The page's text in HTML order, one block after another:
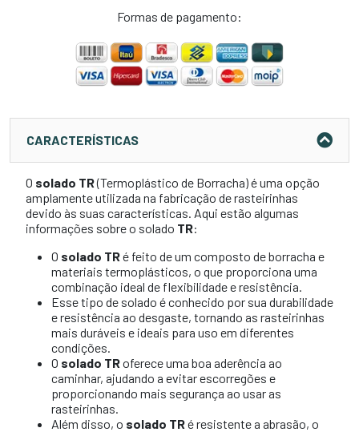
Formas de pagamento:
CARACTERÍSTICAS
O solado TR(Termoplástico de Borracha) é uma opção
amplamente utilizada na fabricação de rasteirinhas
devido às suas características. Aqui estão algumas
informações sobre o solado TR:
O solado TRé feito de um composto de borracha e
materiais termoplásticos, o que proporciona uma
combinação ideal de flexibilidade e resistência.
Esse tipo de solado é conhecido por sua durabilidade
e resistência ao desgaste, tornando as rasteirinhas
mais duráveis e ideais para uso em diferentes
condições.
O solado TRoferece uma boa aderência ao
caminhar, ajudando a evitar escorregões e
proporcionando mais segurança ao usar as
rasteirinhas.
Além disso, o solado TRé resistente a abrasão, o